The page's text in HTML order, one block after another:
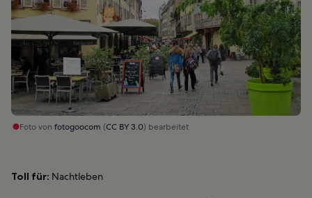
Foto von fotogoocom (CC BY 3.0) bearbeitet
Toll für: Nachtleben